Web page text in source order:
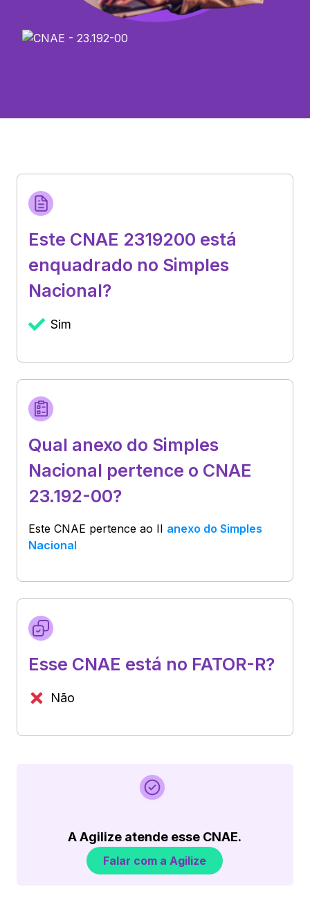
Este CNAE 2319200 está
enquadrado no Simples
Nacional?
Sim
Qual anexo do Simples
Nacional pertence o CNAE
23.192-00?
Este CNAE pertence ao II anexo do Simples
Nacional
Esse CNAE está no FATOR-R?
Não
A Agilize atende esse CNAE.
Falar com a Agilize